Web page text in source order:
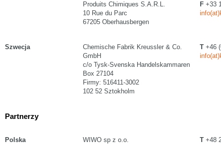
Produits Chimiques S.A.R.L.
10 Rue du Parc
67205 Oberhausbergen
F +33
Szwecja
Chemische Fabrik Kreussler & Co.
GmbH
c/o Tysk-Svenska Handelskammaren
Box 27104
Firmy: 516411-3002
102 52 Sztokholm
T +46
Partnerzy
Polska
WIWO sp z o.o.
T +48